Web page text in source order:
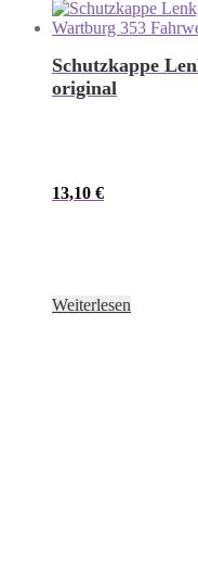
Schutzkappe
original
13,10 €
Weiterlesen